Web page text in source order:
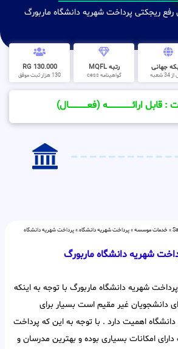
ریجکتی پرداخت شهریه دانشگاه ماربورگ
جهانی
شعبه
رتبه MQFL
گواهینامه cess
130.000 RG
130 هزار ثبت موفق
ارائــــــــــــــــــــه (فعـــــــــــــــال)
» خدمات موسسه»پرداخت شهریه دانشگاه»پرداخت شهریه دانشگاه
شهریه دانشگاه ماربورگ
پرداخت شهریه دانشگاه ماربورگ با توجه به اینکه
دانشجویان غیر مقیم است بسیار برای
اهمیت دارد . با توجه به این که پرداخت
امکانات بسیاری بوده و بهترین مدرسان و